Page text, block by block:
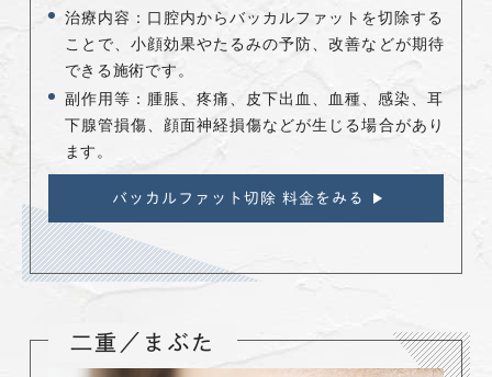
治療内容：口腔内からバッカルファットを切除する
ことで、小顔効果やたるみの予防、改善などが期待
できる施術です。
副作用等：腫脹、疼痛、皮下出血、血種、感染、耳
下腺管損傷、顔面神経損傷などが生じる場合があり
ます。
バッカルファット切除 料金をみる
二重／まぶた